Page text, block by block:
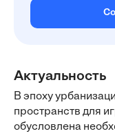
Актуальность
В эпоху
пространств для
обусловлена